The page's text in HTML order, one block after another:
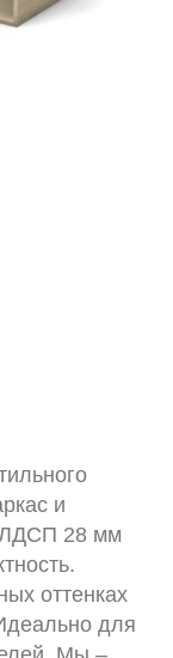
и
28 мм
оттенках
для